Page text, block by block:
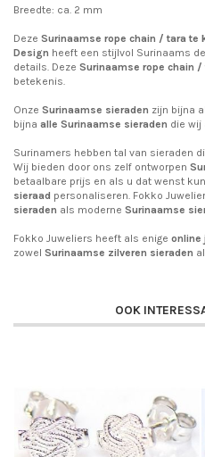
Breedte: ca. 2 mm
Deze Surinaamse rope chain / tara te
Design heeft een stijlvol Surinaams
details. Deze Surinaamse rope chain /
betekenis.
Onze Surinaamse sieraden zijn bijna
bijna alle Surinaamse sieraden die wij
Surinamers hebben tal van sieraden
Wij bieden door ons zelf ontworpen
betaalbare prijs en als u dat wenst
sieraad personaliseren. Fokko
sieraden als moderne Surinaamse
Fokko Juweliers heeft als enige online
zowel Surinaamse zilveren sieraden
OOK